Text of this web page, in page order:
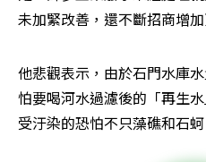
未加緊改善，還不斷招商增
他悲觀表示，由於石門水庫
怕要喝河水過濾後的「再生
受汙染的恐怕不只藻礁和石蚵